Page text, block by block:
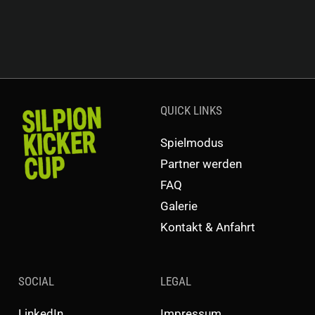
QUICK LINKS
Spielmodus
Partner werden
FAQ
Galerie
Kontakt & Anfahrt
SOCIAL LEGAL